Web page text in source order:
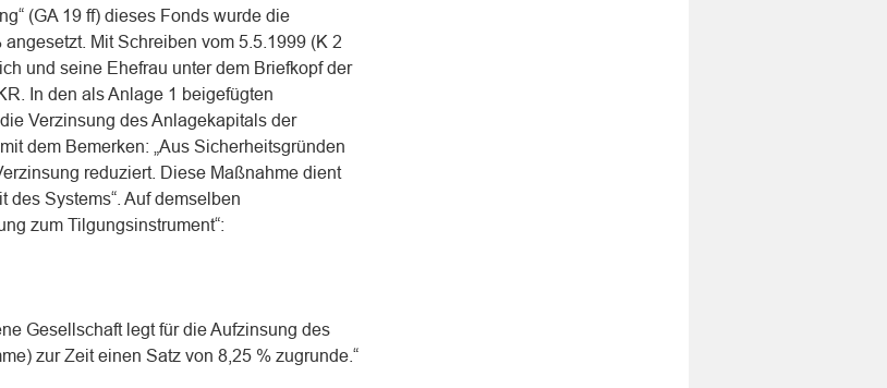
(GA 19 ff) dieses Fonds wurde die
angesetzt. Mit Schreiben vom 5.5.1999 (K 2
und seine Ehefrau unter dem Briefkopf der
In den als Anlage 1 beigefügten
Verzinsung des Anlagekapitals der
dem Bemerken: „Aus Sicherheitsgründen
reduziert. Diese Maßnahme dient
Systems“. Auf demselben
zum Tilgungsinstrument“:
Gesellschaft legt für die Aufzinsung des
zur Zeit einen Satz von 8,25 % zugrunde.“